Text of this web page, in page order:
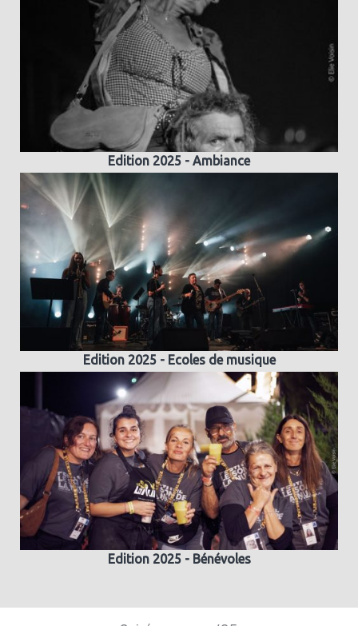
Edition 2025 - Ambiance
Edition 2025 - Ecoles de musique
Edition 2025 - Bénévoles